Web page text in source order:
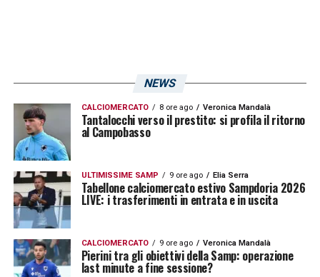
NEWS
CALCIOMERCATO 8 ore ago Veronica Mandalà
Tantalocchi verso il prestito: si profila il ritorno
al Campobasso
ULTIMISSIME SAMP 9 ore ago Elia Serra
Tabellone calciomercato estivo Sampdoria 2026
LIVE: i trasferimenti in entrata e in uscita
CALCIOMERCATO 9 ore ago Veronica Mandalà
Pierini tra gli obiettivi della Samp: operazione
last minute a fine sessione?